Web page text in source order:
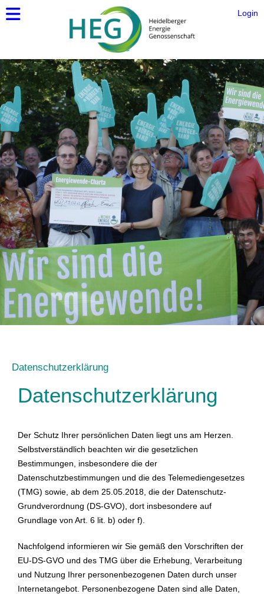
Login
Datenschutzerklärung
Datenschutzerklärung
Der Schutz Ihrer persönlichen Daten liegt uns am Herzen.
Selbstverständlich beachten wir die gesetzlichen
Bestimmungen, insbesondere die der
Datenschutzbestimmungen und die des Telemediengesetzes
(TMG) sowie, ab dem 25.05.2018, die der Datenschutz-
Grundverordnung (DS-GVO), dort insbesondere auf
Grundlage von Art. 6 lit. b) oder f).
Nachfolgend informieren wir Sie gemäß den Vorschriften der
EU-DS-GVO und des TMG über die Erhebung, Verarbeitung
und Nutzung Ihrer personenbezogenen Daten durch unser
Internetangebot. Personenbezogene Daten sind alle Daten,